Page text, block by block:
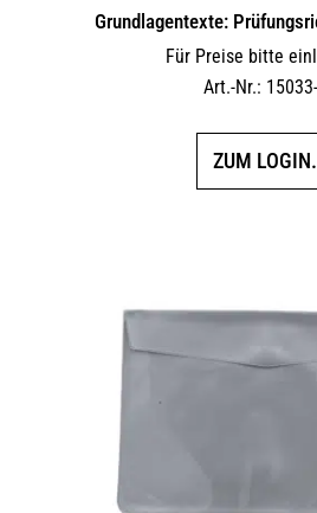
Grundlagentexte:
Für Preise bitte
Art.-Nr.:
ZUM LOGIN.